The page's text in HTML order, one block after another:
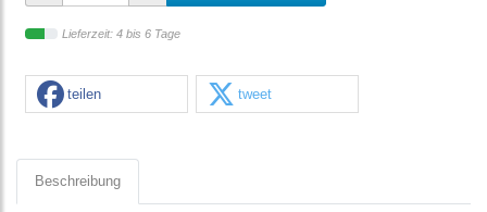
Lieferzeit: 4 bis 6 Tage
teilen tweet
Beschreibung